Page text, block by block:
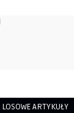
LOSOWE ARTYKUŁY